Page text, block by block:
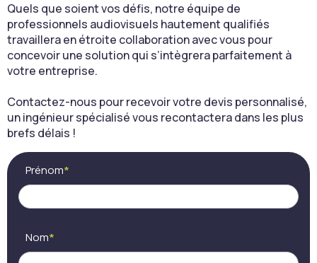
Quels que soient vos défis, notre équipe de
professionnels audiovisuels hautement qualifiés
travaillera en étroite collaboration avec vous pour
concevoir une solution qui s’intègrera parfaitement à
votre entreprise.
Contactez-nous pour recevoir votre devis personnalisé,
un ingénieur spécialisé vous recontactera dans les plus
brefs délais !
(FR) -
Cocon
AV
Prénom*
Nom*
vous
êtes
un
remplissez
pas